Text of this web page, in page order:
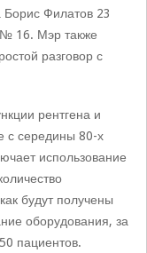
Борис Филатов 23
16. Мэр также
разговор с
рентгена и
с середины 80-х
использование
будут получены
оборудования, за
пациентов.